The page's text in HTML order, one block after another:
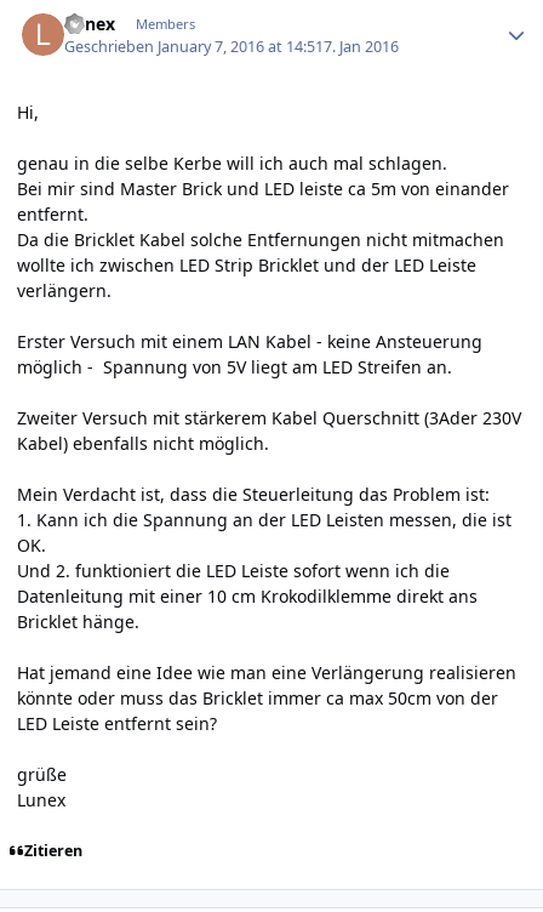
Lunex Members
Geschrieben January 7, 2016 at 14:517. Jan 2016
Hi,
genau in die selbe Kerbe will ich auch mal schlagen.
Bei mir sind Master Brick und LED leiste ca 5m von einander
entfernt.
Da die Bricklet Kabel solche Entfernungen nicht mitmachen
wollte ich zwischen LED Strip Bricklet und der LED Leiste
verlängern.
Erster Versuch mit einem LAN Kabel - keine Ansteuerung
möglich - Spannung von 5V liegt am LED Streifen an.
Zweiter Versuch mit stärkerem Kabel Querschnitt (3Ader 230V
Kabel) ebenfalls nicht möglich.
Mein Verdacht ist, dass die Steuerleitung das Problem ist:
1. Kann ich die Spannung an der LED Leisten messen, die ist
OK.
Und 2. funktioniert die LED Leiste sofort wenn ich die
Datenleitung mit einer 10 cm Krokodilklemme direkt ans
Bricklet hänge.
Hat jemand eine Idee wie man eine Verlängerung realisieren
könnte oder muss das Bricklet immer ca max 50cm von der
LED Leiste entfernt sein?
grüße
Lunex
Zitieren